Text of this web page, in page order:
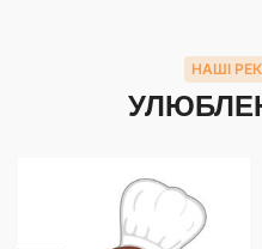
НАШІ